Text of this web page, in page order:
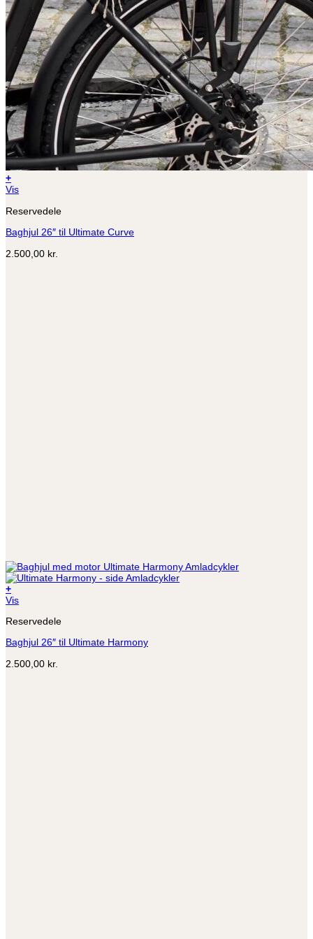
+
Dette
har
varianter.
kan
Vis
Reservedele
Baghjul 26″ til Ultimate Curve
2.500,00 kr.
+
Vis
Reservedele
Baghjul 26″ til Ultimate Harmony
2.500,00 kr.